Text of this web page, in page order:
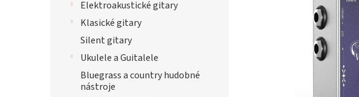
Elektroakustické gitary
Klasické gitary
Silent gitary
Ukulele a Guitalele
Bluegrass a country hudobné
nástroje
hviezdičiek.